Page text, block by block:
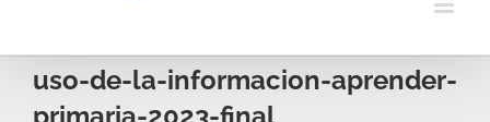
uso-de-la-informacion-aprender-